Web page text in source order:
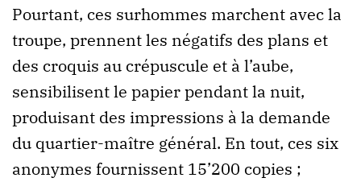
Pourtant, ces surhommes marchent avec la
troupe, prennent les négatifs des plans et
des croquis au crépuscule et à l’aube,
sensibilisent le papier pendant la nuit,
produisant des impressions à la demande
du quartier-maître général. En tout, ces six
anonymes fournissent 15’200 copies ;